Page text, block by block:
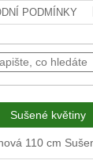
PODMÍNKY
Sušené květiny
110 cm